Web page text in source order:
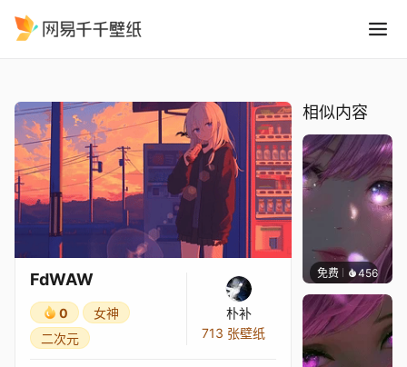
FdWAW
0
女神
二次元
朴补
713 张壁纸
相似内容
免费 456辰东